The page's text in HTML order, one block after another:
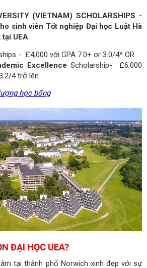
(VIETNAM) SCHOLARSHIPS -
sinh viên Tốt nghiệp Đại học Luật Hà
UEA
- £4,000 với GPA 7.0+ or 3.0/4* OR
Excellence Scholarship- £6,000
4 trở lên
học bổng
ĐẠI HỌC UEA?
tại thành phố Norwich xinh đẹp với sự